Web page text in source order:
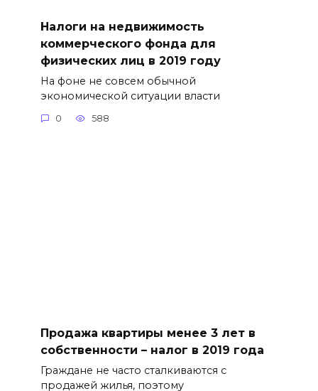
Налоги на недвижимость
коммерческого фонда для
физических лиц в 2019 году
На фоне не совсем обычной
экономической ситуации власти
0 588
Продажа квартиры менее 3 лет в
собственности – налог в 2019 года
Граждане не часто сталкиваются с
продажей жилья, поэтому